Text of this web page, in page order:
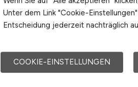
veröffentlichen, werden
ist ein entscheidender
Sie dabei, Ihre Position
auf Dauer angelegt ist und
Unter dem Link "Cookie-
Entscheidung jederzeit nachträglich
COOKIE-EINSTELLUNGEN